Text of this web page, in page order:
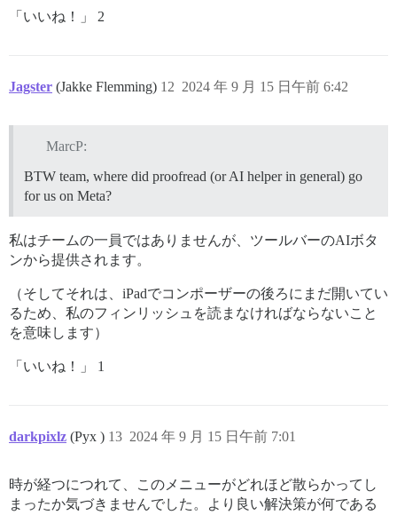
「いいね！」 2
Jagster (Jakke Flemming) 2024 年 9 月 15 日午前 6:42
12
MarcP:
BTW team, where did proofread (or AI helper in general) go
for us on Meta?
私はチームの一員ではありませんが、ツールバーのAIボタ
ンから提供されます。
（そしてそれは、iPadでコンポーザーの後ろにまだ開いてい
るため、私のフィンリッシュを読まなければならないこと
を意味します）
「いいね！」 1
darkpixlz (Pyx ) 2024 年 9 月 15 日午前 7:01
13
時が経つにつれて、このメニューがどれほど散らかってし
まったか気づきませんでした。より良い解決策が何である